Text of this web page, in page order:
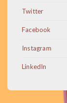
Twitter
Facebook
Instagram
LinkedIn